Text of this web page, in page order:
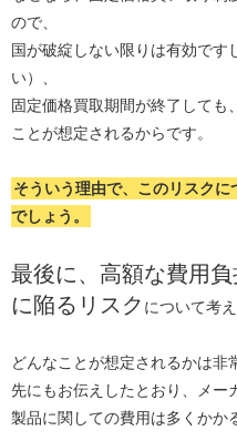
ので、
国が破綻しない限りは有効です
い）、
固定価格買取期間が終了しても
ことが想定されるからです。
そういう理由で、このリスク
でしょう。
最後に、高額な費用
に陥るリスク について考
どんなことが想定されるかは非
先にもお伝えしたとおり、メー
製品に関しての費用は多くかか